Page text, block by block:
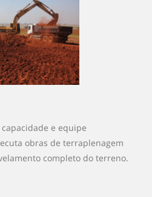
e equipe
obras de terraplenagem
completo do terreno.